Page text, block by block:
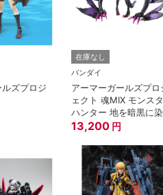
ズプロジ
在庫なし
バンダイ
アーマーガールズプロ
ェクト 魂MIX モンス
ハンター 地を暗黒に染
し 黒蝕の竜姫
13,200 円